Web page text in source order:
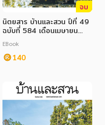
จบ
นิตยสาร บ้านและสวน ปีที่ 49
ฉบับที่ 584 เดือนเมษายน
25685
EBook
140